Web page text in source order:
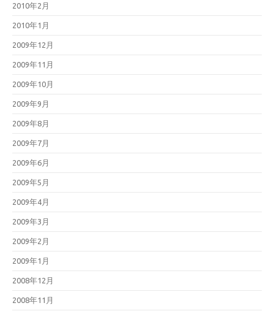
2010年2月
2010年1月
2009年12月
2009年11月
2009年10月
2009年9月
2009年8月
2009年7月
2009年6月
2009年5月
2009年4月
2009年3月
2009年2月
2009年1月
2008年12月
2008年11月